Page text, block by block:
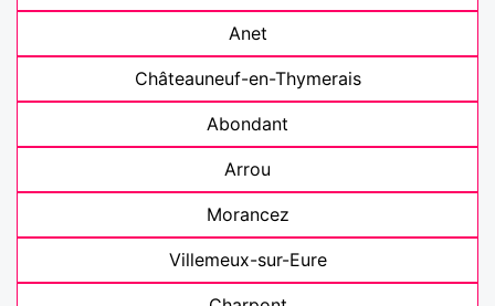
Anet
Châteauneuf-en-Thymerais
Abondant
Arrou
Morancez
Villemeux-sur-Eure